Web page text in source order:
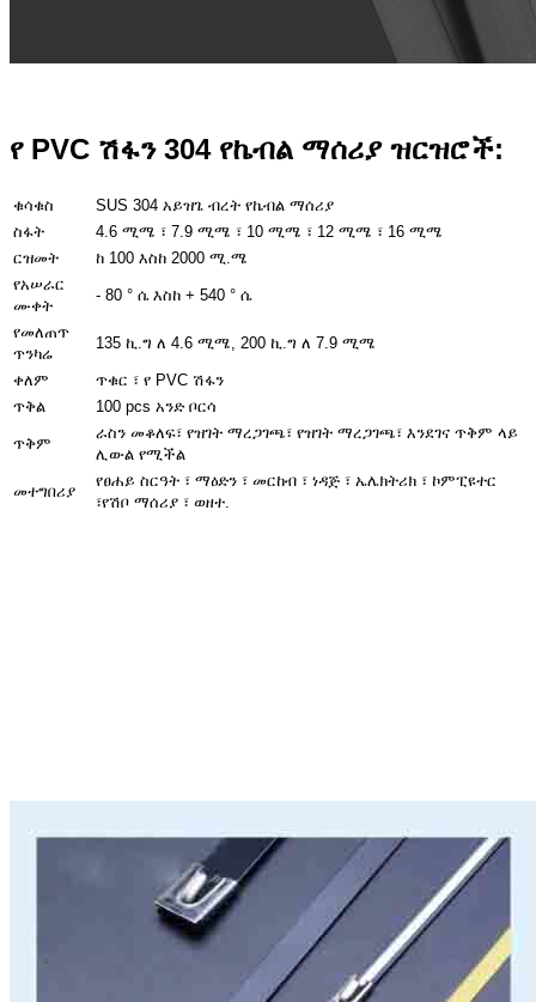
የ PVC ሽፋን 304 የኬብል ማሰሪያ ዝርዝሮች:
ቁሳቁስ
SUS 304 አይዝጌ ብረት የኬብል ማሰሪያ
ስፋት
4.6 ሚሜ ፣ 7.9 ሚሜ ፣ 10 ሚሜ ፣ 12 ሚሜ ፣ 16 ሚሜ
ርዝመት
ከ 100 እስከ 2000 ሚ.ሜ
የአሠራር
ሙቀት
- 80 ° ሴ እስከ + 540 ° ሴ
የመለጠጥ
ጥንካሬ
135 ኪ.ግ ለ 4.6 ሚሜ, 200 ኪ.ግ ለ 7.9 ሚሜ
ቀለም
ጥቁር ፣ የ PVC ሽፋን
ጥቅል
100 pcs አንድ ቦርሳ
ጥቅም
ራስን መቆለፍ፣ የዝገት ማረጋገጫ፣ የዝገት ማረጋገጫ፣ እንደገና ጥቅም ላይ
ሊውል የሚችል
መተግበሪያ
የፀሐይ ስርዓት ፣ ማዕድን ፣ መርከብ ፣ ነዳጅ ፣ ኤሌክትሪክ ፣ ኮምፒዩተር
፣የሽቦ ማሰሪያ ፣ ወዘተ.